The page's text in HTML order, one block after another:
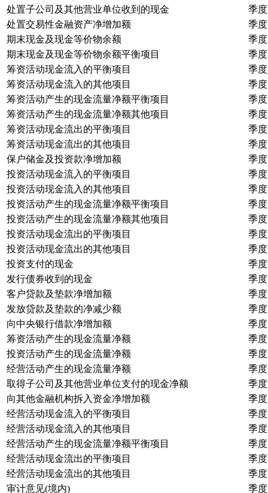
处置子公司及其他营业单位收到的现金
季度
处置交易性金融资产净增加额
季度
期末现金及现金等价物余额
季度
期末现金及现金等价物余额平衡项目
季度
筹资活动现金流入的平衡项目
季度
筹资活动现金流入的其他项目
季度
筹资活动产生的现金流量净额平衡项目
季度
筹资活动产生的现金流量净额其他项目
季度
筹资活动现金流出的平衡项目
季度
筹资活动现金流出的其他项目
季度
保户储金及投资款净增加额
季度
投资活动现金流入的平衡项目
季度
投资活动现金流入的其他项目
季度
投资活动产生的现金流量净额平衡项目
季度
投资活动产生的现金流量净额其他项目
季度
投资活动现金流出的平衡项目
季度
投资活动现金流出的其他项目
季度
投资支付的现金
季度
发行债券收到的现金
季度
客户贷款及垫款净增加额
季度
发放贷款及垫款的净减少额
季度
向中央银行借款净增加额
季度
筹资活动产生的现金流量净额
季度
投资活动产生的现金流量净额
季度
经营活动产生的现金流量净额
季度
取得子公司及其他营业单位支付的现金净额
季度
向其他金融机构拆入资金净增加额
季度
经营活动现金流入的平衡项目
季度
经营活动现金流入的其他项目
季度
经营活动产生的现金流量净额平衡项目
季度
经营活动现金流出的平衡项目
季度
经营活动现金流出的其他项目
季度
审计意见(境内)
季度